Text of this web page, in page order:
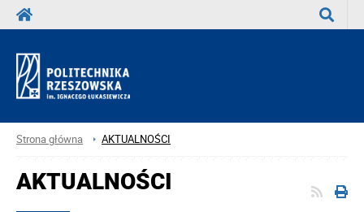
Strona główna AKTUALNOŚCI
AKTUALNOŚCI